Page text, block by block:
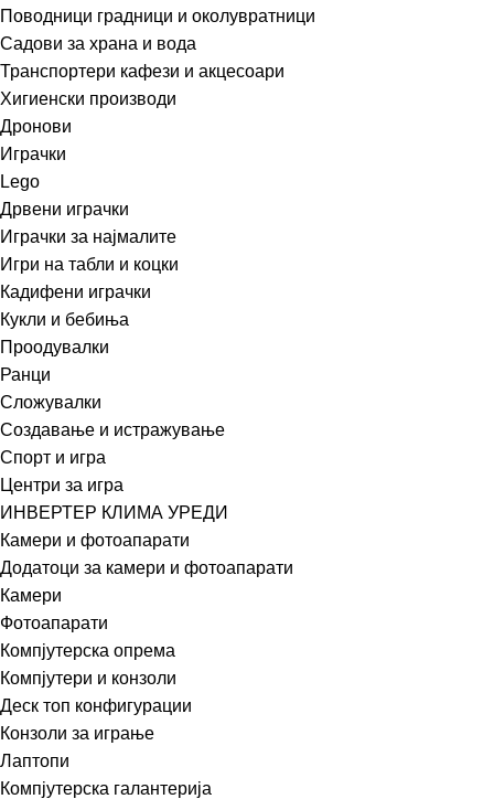
Поводници градници и околувратници
Садови за храна и вода
Транспортери кафези и акцесоари
Хигиенски производи
Дронови
Играчки
Lego
Дрвени играчки
Играчки за најмалите
Игри на табли и коцки
Кадифени играчки
Кукли и бебиња
Проодувалки
Ранци
Сложувалки
Создавање и истражување
Спорт и игра
Центри за игра
ИНВЕРТЕР КЛИМА УРЕДИ
Камери и фотоапарати
Додатоци за камери и фотоапарати
Камери
Фотоапарати
Компјутерска опрема
Компјутери и конзоли
Деск топ конфигурации
Конзоли за играње
Лаптопи
Компјутерска галантерија